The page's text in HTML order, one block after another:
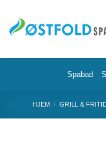
Spabad
HJEM / GRILL &